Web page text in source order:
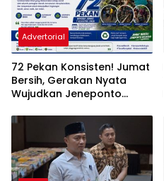
Advertorial
72 Pekan Konsisten! Jumat
Bersih, Gerakan Nyata
Wujudkan Jeneponto
ASRI